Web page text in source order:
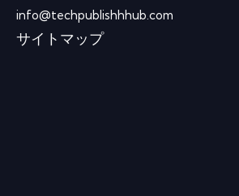
info@techpublishhhub.com
サイトマップ